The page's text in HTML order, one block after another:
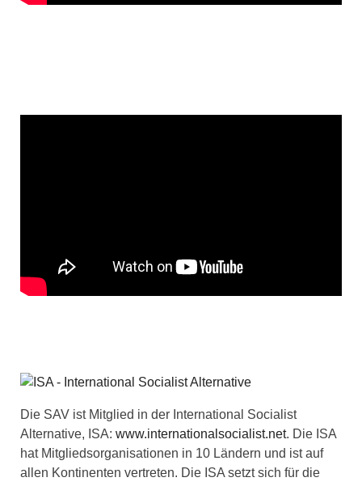
Die SAV ist Mitglied in der International Socialist
Alternative, ISA: www.internationalsocialist.net. Die ISA
hat Mitgliedsorganisationen in 10 Ländern und ist auf
allen Kontinenten vertreten. Die ISA setzt sich für die